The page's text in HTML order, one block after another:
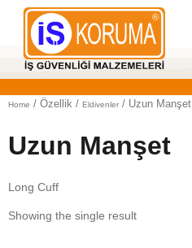
Home / Özellik / Eldivenler / Uzun Manşet
Uzun Manşet
Long Cuff
Showing the single result